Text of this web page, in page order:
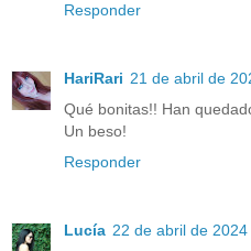
Responder
HariRari 21 de abril de
Qué bonitas!! Han
Un beso!
Responder
Lucía 22 de abril de